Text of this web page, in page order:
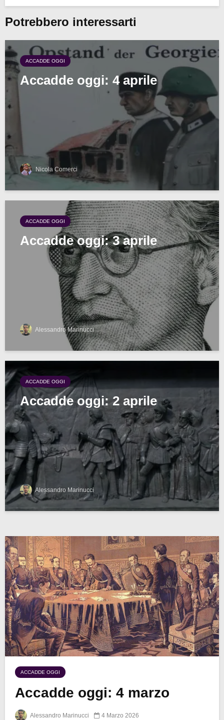
Potrebbero interessarti
ACCADDE OGGI
Accadde oggi: 4 aprile
Nicola Comerci
ACCADDE OGGI
Accadde oggi: 3 aprile
Alessandro Marinucci
ACCADDE OGGI
Accadde oggi: 2 aprile
Alessandro Marinucci
ACCADDE OGGI
Accadde oggi: 4 marzo
Alessandro Marinucci 4 Marzo 2026